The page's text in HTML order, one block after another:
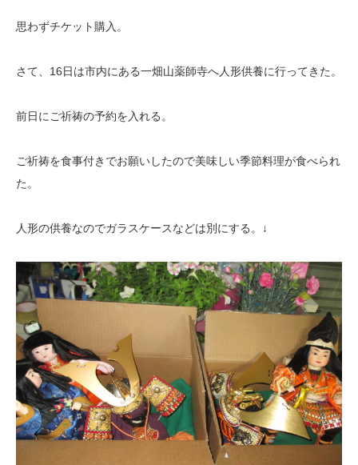
思わずチケット購入。
さて、16日は市内にある一畑山薬師寺へ人形供養に行ってきた。
前日にご祈祷の予約を入れる。
ご祈祷を食事付きでお願いしたので美味しい季節料理が食べられ
た。
人形の供養なのでガラスケースなどは別にする。↓